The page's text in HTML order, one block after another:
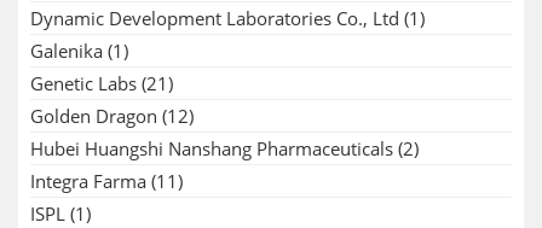
Dynamic Development Laboratories Co., Ltd (1)
Galenika (1)
Genetic Labs (21)
Golden Dragon (12)
Hubei Huangshi Nanshang Pharmaceuticals (2)
Integra Farma (11)
ISPL (1)